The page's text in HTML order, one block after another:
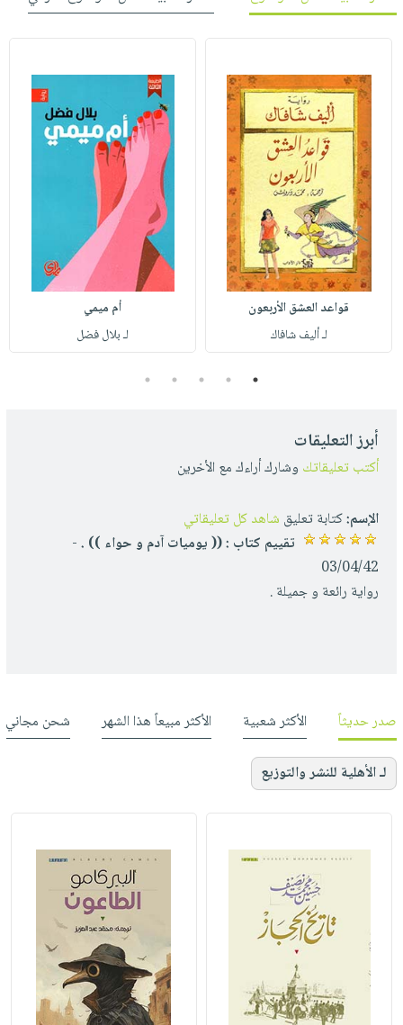
قواعد العشق الأربعون
لـ أليف شافاك
أم ميمي
لـ بلال فضل
1
2
3
4
5
أبرز التعليقات
أكتب تعليقاتك وشارك أراءك مع الأخرين
الإسم:كتابة تعليق شاهد كل تعليقاتي
تقييم كتاب : (( يوميات آدم و حواء )) .-
03/04/42
رواية رائعة و جميلة .
صدر حديثاً الأكثر شعبية الأكثر مبيعاً هذا الشهر شحن مجاني
لـ الأهلية للنشر والتوزيع